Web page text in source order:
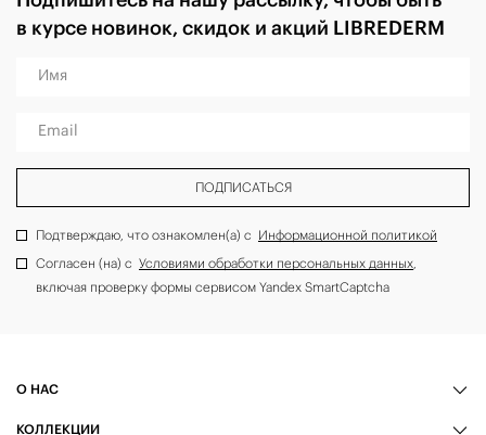
в курсе новинок, скидок и акций LIBREDERM
Имя
Email
ПОДПИСАТЬСЯ
Подтверждаю, что ознакомлен(а) с Информационной политикой
Согласен (на) с Условиями обработки персональных данных,
включая проверку формы сервисом Yandex SmartCaptcha
О НАС
КОЛЛЕКЦИИ